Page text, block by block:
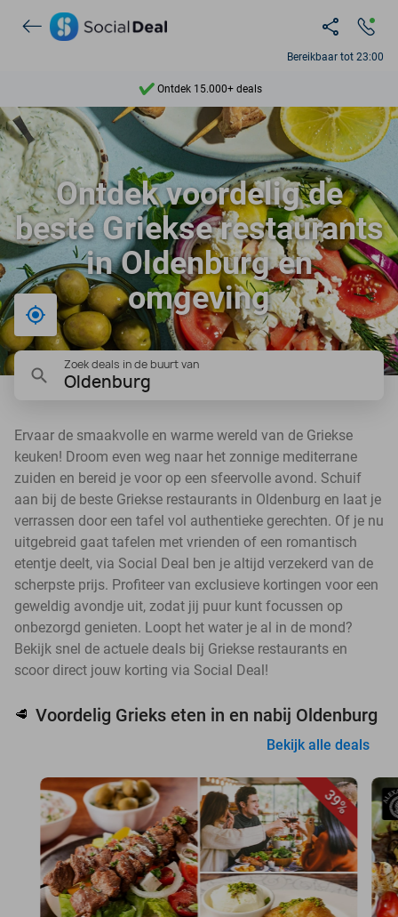
Bereikbaar tot 23:00
Ontdek 15.000+ deals
7 dagen per week beschikbaar
10+ miljoen leden
9,4
Ontdek 15.000+ deals
Ontdek voordelig de
beste Griekse restaurants
in Oldenburg en
omgeving
Bij mij in de buurt
Zoek deals in de buurt van
Oldenburg
Ervaar de smaakvolle en warme wereld van de Griekse
keuken! Droom even weg naar het zonnige mediterrane
zuiden en bereid je voor op een sfeervolle avond. Schuif
aan bij de beste Griekse restaurants in Oldenburg en laat je
verrassen door een tafel vol authentieke gerechten. Of je nu
uitgebreid gaat tafelen met vrienden of een romantisch
etentje deelt, via Social Deal ben je altijd verzekerd van de
scherpste prijs. Profiteer van exclusieve kortingen voor een
geweldig avondje uit, zodat jij puur kunt focussen op
onbezorgd genieten. Loopt het water je al in de mond?
Bekijk snel de actuele deals bij Griekse restaurants en
scoor direct jouw korting via Social Deal!
🥩 Voordelig Grieks eten in en nabij Oldenburg
Bekijk alle deals
39%